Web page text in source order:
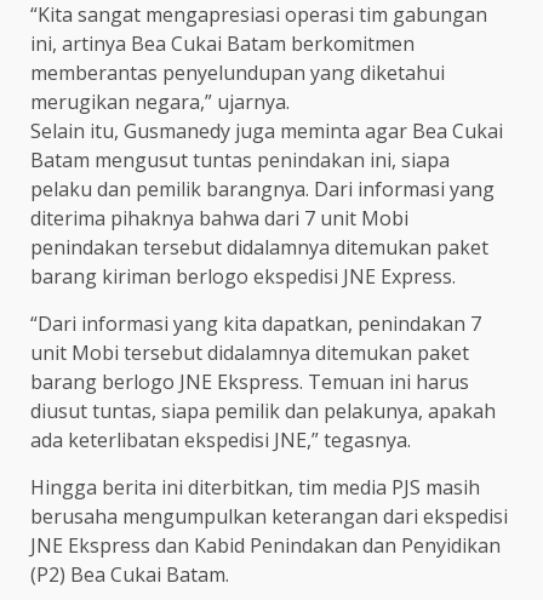
“Kita sangat mengapresiasi operasi tim gabungan
ini, artinya Bea Cukai Batam berkomitmen
memberantas penyelundupan yang diketahui
merugikan negara,” ujarnya.
Selain itu, Gusmanedy juga meminta agar Bea Cukai
Batam mengusut tuntas penindakan ini, siapa
pelaku dan pemilik barangnya. Dari informasi yang
diterima pihaknya bahwa dari 7 unit Mobi
penindakan tersebut didalamnya ditemukan paket
barang kiriman berlogo ekspedisi JNE Express.
“Dari informasi yang kita dapatkan, penindakan 7
unit Mobi tersebut didalamnya ditemukan paket
barang berlogo JNE Ekspress. Temuan ini harus
diusut tuntas, siapa pemilik dan pelakunya, apakah
ada keterlibatan ekspedisi JNE,” tegasnya.
Hingga berita ini diterbitkan, tim media PJS masih
berusaha mengumpulkan keterangan dari ekspedisi
JNE Ekspress dan Kabid Penindakan dan Penyidikan
(P2) Bea Cukai Batam.